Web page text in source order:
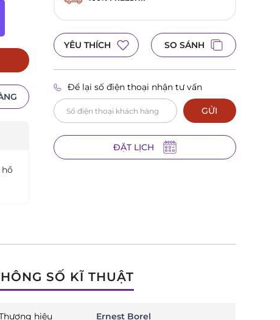
hồ
YÊU THÍCH SO SÁNH
Để lại số điện thoại nhận tư vấn
GỬI
ĐẶT LỊCH
SỐ KĨ THUẬT
hiệu Ernest Borel